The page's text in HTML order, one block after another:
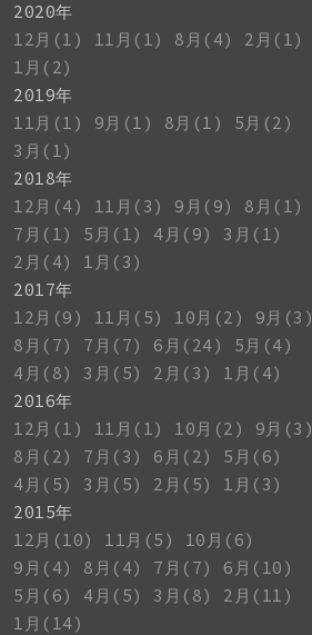
2020年
12月(1)
11月(1) 8月(4)
2月(1)
1月(2)
2019年
11月(1)
9月(1) 8月(1)
5月(2)
3月(1)
2018年
12月(4)
11月(3) 9月(9)
8月(1)
7月(1)
5月(1) 4月(9)
3月(1)
2月(4)
1月(3)
2017年
12月(9)
11月(5) 10月(2)
9月(3)
8月(7)
7月(7) 6月(24)
5月(4)
4月(8)
3月(5) 2月(3)
1月(4)
2016年
12月(1)
11月(1) 10月(2)
9月(3)
8月(2)
7月(3) 6月(2)
5月(6)
4月(5)
3月(5) 2月(5)
1月(3)
2015年
12月(10)
11月(5)
10月(6)
9月(4)
8月(4) 7月(7)
6月(10)
5月(6)
4月(5) 3月(8)
2月(11)
1月(14)